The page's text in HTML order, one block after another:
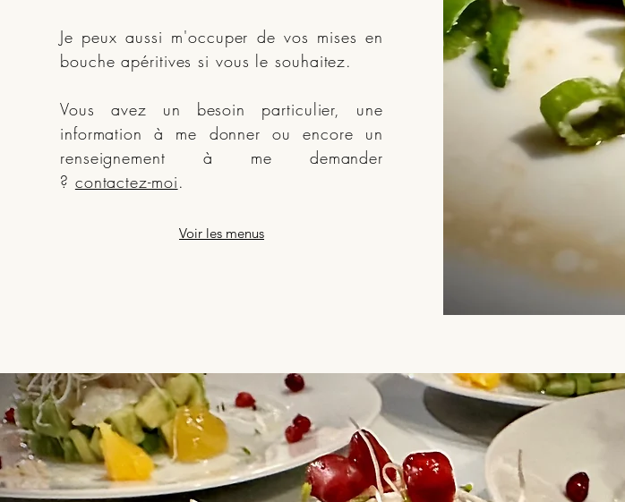
Je peux aussi m'occuper de vos mises en
bouche apéritives si vous le souhaitez.
Vous avez un besoin particulier, une
information à me donner ou encore un
renseignement à me demander
? contactez-moi.
Voir les menus